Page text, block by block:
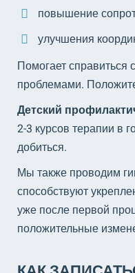
повышение
улучшения
Помогает справиться
проблемами.
Детский
2-3 курсов терапии в
добиться.
Мы также проводим
способствуют
уже после первой
положительные